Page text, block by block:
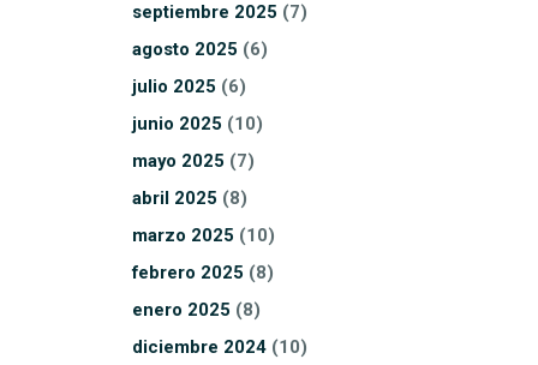
septiembre 2025 (7)
agosto 2025 (6)
julio 2025 (6)
junio 2025 (10)
mayo 2025 (7)
abril 2025 (8)
marzo 2025 (10)
febrero 2025 (8)
enero 2025 (8)
diciembre 2024 (10)